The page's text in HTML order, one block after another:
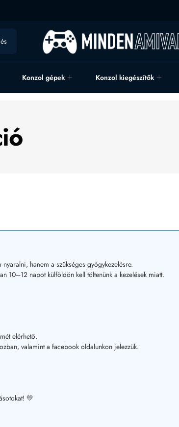
Konzol gépek Konzol kiegészítők
hanem a szükséges gyógykezelésre.
10–12 napot külföldön kell töltenünk a kezelések miatt.
elérhető.
valamint a facebook oldalunkon jelezzük.
💛